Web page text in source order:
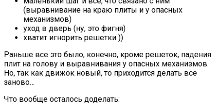
(выравнивание на краю плиты и у опасных
механизмов)
уход в дверь (ну, это фигня)
хватит игнорить решетки ))
Раньше все это было, конечно, кроме решеток, падения
плит на голову и выравнивания у опасных механизмов.
Но, так как движок новый, то приходится делать все
заново…
Что вообще осталось доделать: